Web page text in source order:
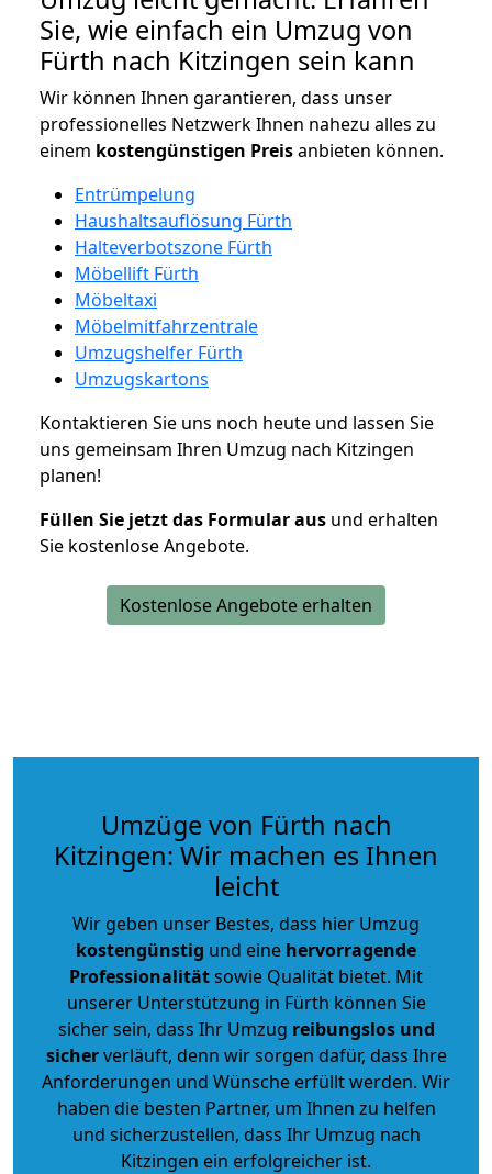
Sie, wie einfach ein Umzug von
Fürth nach Kitzingen sein kann
Wir können Ihnen garantieren, dass unser
professionelles Netzwerk Ihnen nahezu alles zu
einem kostengünstigen Preisanbieten können.
Entrümpelung
Haushaltsauflösung Fürth
Halteverbotszone Fürth
Möbellift Fürth
Möbeltaxi
Möbelmitfahrzentrale
Umzugshelfer Fürth
Umzugskartons
Kontaktieren Sie uns noch heute und lassen Sie
uns gemeinsam Ihren Umzug nach Kitzingen
planen!
Füllen Sie jetzt das Formular aus und erhalten
Sie kostenlose Angebote.
Kostenlose Angebote erhalten
Umzüge von Fürth nach
Kitzingen: Wir machen es Ihnen
leicht
Wir geben unser Bestes, dass hier Umzug
kostengünstig und eine hervorragende
Professionalitätsowie Qualität bietet. Mit
unserer Unterstützung in Fürth können Sie
sicher sein, dass Ihr Umzug reibungslos und
sicherverläuft, denn wir sorgen dafür, dass Ihre
Anforderungen und Wünsche erfüllt werden. Wir
haben die besten Partner, um Ihnen zu helfen
und sicherzustellen, dass Ihr Umzug nach
Kitzingen ein erfolgreicher ist.